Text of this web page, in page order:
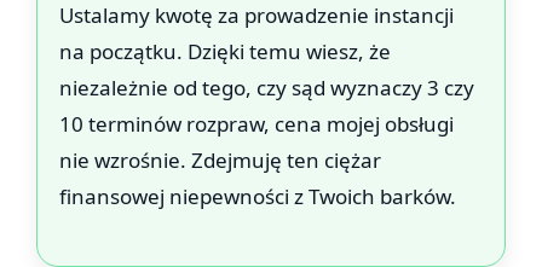
Ustalamy kwotę za prowadzenie instancji
na początku. Dzięki temu wiesz, że
niezależnie od tego, czy sąd wyznaczy 3 czy
10 terminów rozpraw, cena mojej obsługi
nie wzrośnie. Zdejmuję ten ciężar
finansowej niepewności z Twoich barków.